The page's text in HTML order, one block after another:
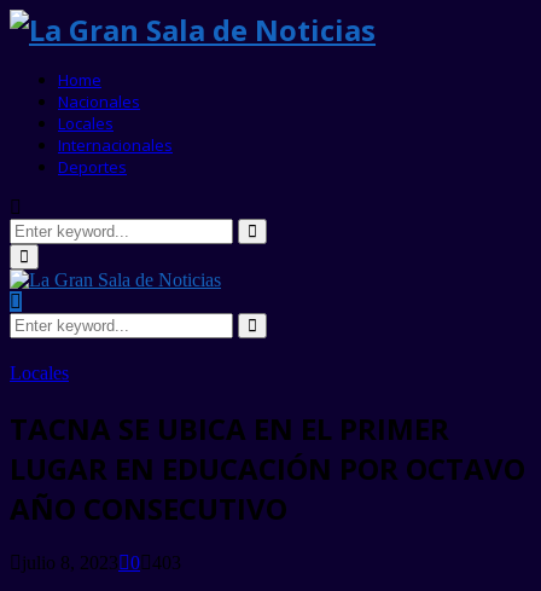
Home
Nacionales
Locales
Internacionales
Deportes
Search
for:
Search
Primary
Menu
Search
for:
Search
Locales
TACNA SE UBICA EN EL PRIMER
LUGAR EN EDUCACIÓN POR OCTAVO
AÑO CONSECUTIVO
julio 8, 2023 0 403